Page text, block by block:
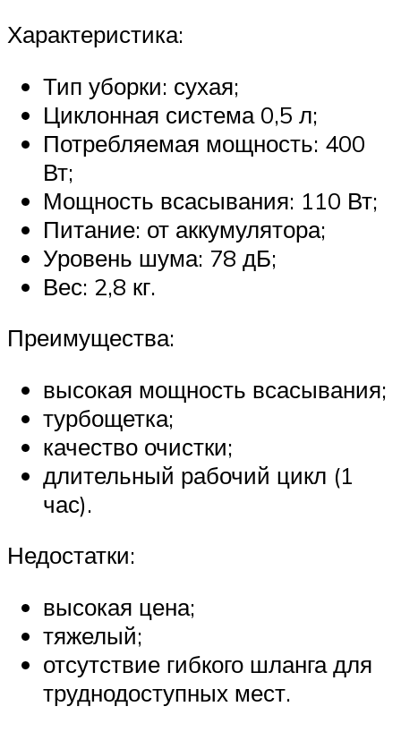
Характеристика:
Тип уборки: сухая;
Циклонная система 0,5 л;
Потребляемая мощность: 400
Вт;
Мощность всасывания: 110 Вт;
Питание: от аккумулятора;
Уровень шума: 78 дБ;
Вес: 2,8 кг.
Преимущества:
высокая мощность всасывания;
турбощетка;
качество очистки;
длительный рабочий цикл (1
час).
Недостатки:
высокая цена;
тяжелый;
отсутствие гибкого шланга для
труднодоступных мест.